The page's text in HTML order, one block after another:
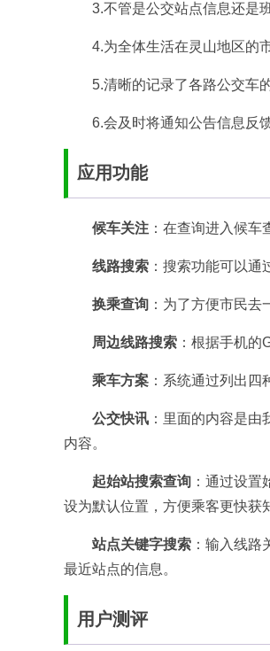
3.不管是公交站点信息还是
4.为全体生活在灵山地区的
5.清晰的记录了各路公交车
6.会及时将通知公告信息反
应用功能
候车关注 ：在查询进入候车
线路搜索 ：搜索功能可以
换乘查询 ：为了方便市民
周边线路搜索 ：根据手机
乘车方案 ：系统通过列出
公交快讯 ：里面的内容是
内容。
起始站搜索查询 ：通过设
设为默认位置，方便乘客更快获
站点关键字搜索 ：输入线
最近站点的信息。
用户测评